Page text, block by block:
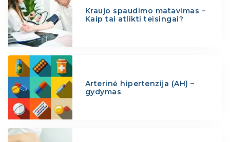
Kraujo spaudimo matavimas –
Kaip tai atlikti teisingai?
Arterinė hipertenzija (AH) –
gydymas